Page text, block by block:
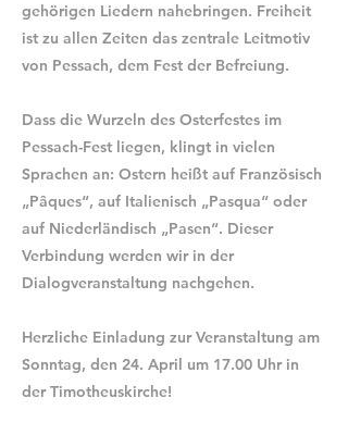
gehörigen Liedern nahebringen. Freiheit
ist zu allen Zeiten das zentrale Leitmotiv
von Pessach, dem Fest der Befreiung.
Dass die Wurzeln des Osterfestes im
Pessach-Fest liegen, klingt in vielen
Sprachen an: Ostern heißt auf Französisch
„Pâques“, auf Italienisch „Pasqua“ oder
auf Niederländisch „Pasen“. Dieser
Verbindung werden wir in der
Dialogveranstaltung nachgehen.
Herzliche Einladung zur Veranstaltung am
Sonntag, den 24. April um 17.00 Uhr in
der Timotheuskirche!